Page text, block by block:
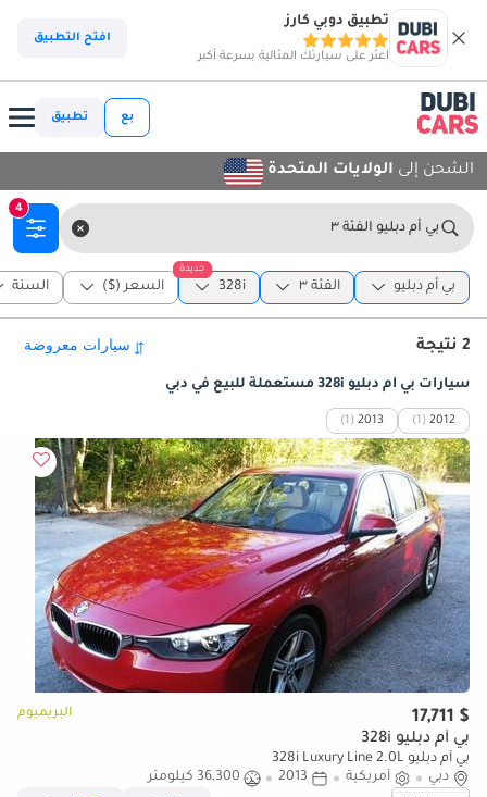
تطبيق دوبي كارز
اعثر على سيارتك المثالية بسرعة أكبر
افتح التطبيق
بع تطبيق
الشحن إلى الولايات المتحدة
بي أم دبليو الفئة ٣
4
بي أم دبليو الفئة ٣
جديدة
328i السعر ($) السنة
2 نتيجة
سيارات بي أم دبليو 328i مستعملة للبيع في دبي
2012
(1)
2013
(1)
$ 17,711 البريميوم
بي أم دبليو 328i
بي أم دبليو 328i Luxury Line 2.0L
دبي
أمريكية 2013
36,300 كيلومتر